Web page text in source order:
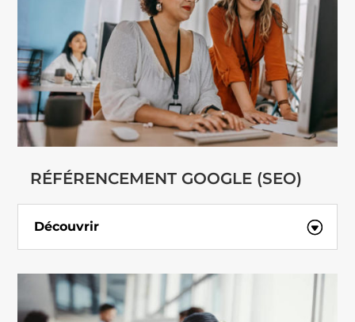
RÉFÉRENCEMENT GOOGLE (SEO)
Découvrir